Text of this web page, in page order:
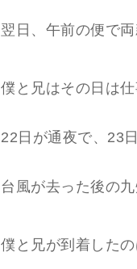
翌日、午前の便で
僕と兄はその日は
22日が通夜で、23
台風が去った後の
僕と兄が到着した